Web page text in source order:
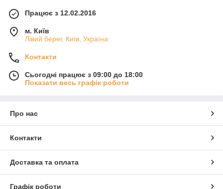
Працює з 12.02.2016
м. Київ
Лівий берег, Київ, Україна
Контакти
Сьогодні працює з 09:00 до 18:00
Показати весь графік роботи
Про нас
Контакти
Доставка та оплата
Графік роботи